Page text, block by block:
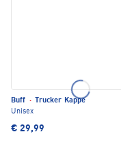
Buff ·
Trucker Kappe
Unisex
€ 29,99